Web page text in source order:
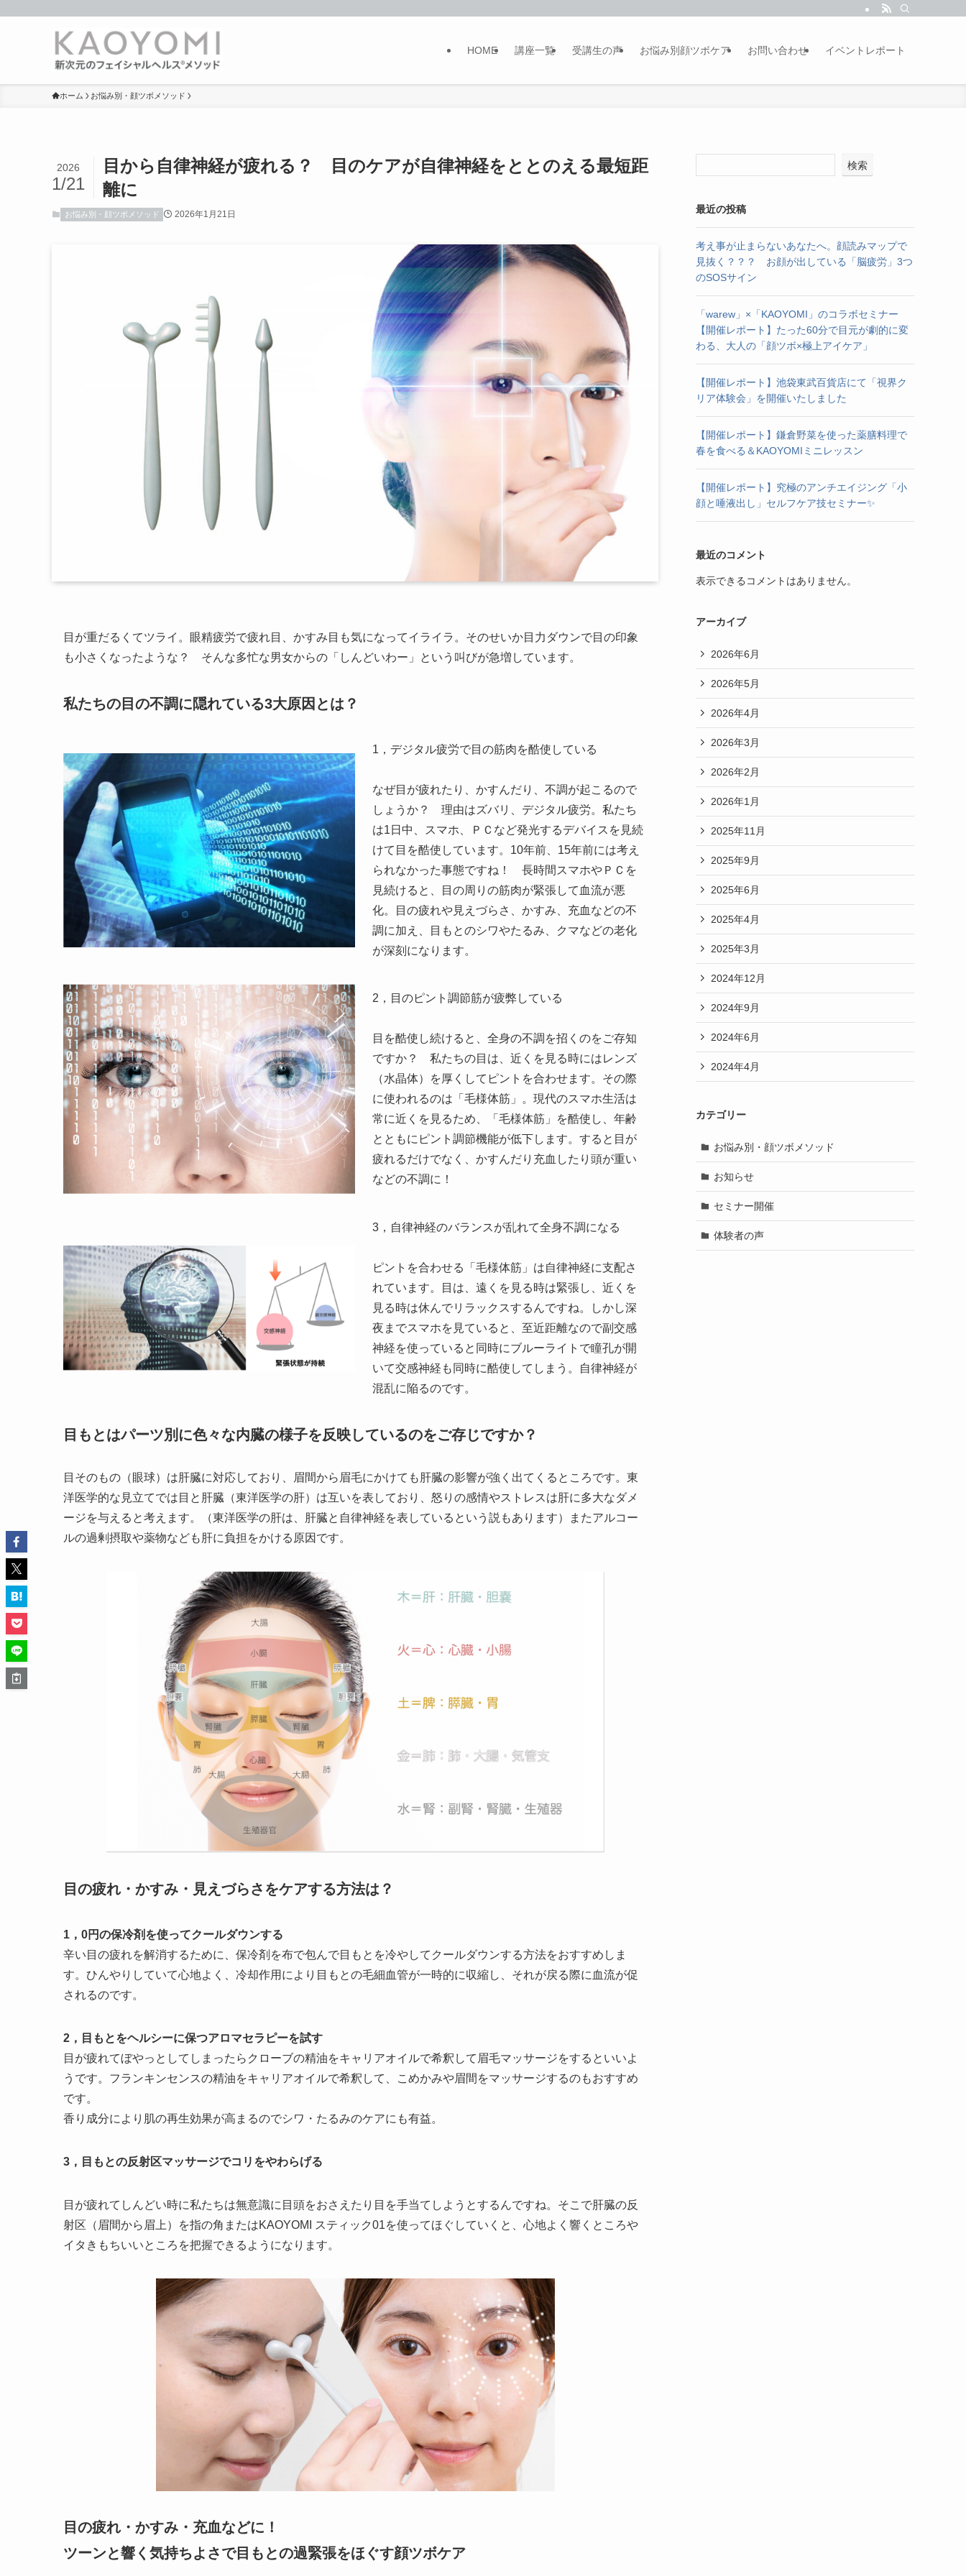
HOME 講座一覧 受講生の声 お悩み別顔ツボケア お問い合わせ イベントレポート
ホーム お悩み別・顔ツボメソッド
目から自律神経が疲れる？ 目のケアが自律神経をととのえる最短距
離に
2026
1/21
お悩み別・顔ツボメソッド 2026年1月21日
目が重だるくてツライ。眼精疲労で疲れ目、かすみ目も気になってイライラ。そのせいか目力ダウンで目の印象
も小さくなったような？ そんな多忙な男女からの「しんどいわー」という叫びが急増しています。
私たちの目の不調に隠れている3大原因とは？
1，デジタル疲労で目の筋肉を酷使している
なぜ目が疲れたり、かすんだり、不調が起こるので
しょうか？ 理由はズバリ、デジタル疲労。私たち
は1日中、スマホ、ＰＣなど発光するデバイスを見続
けて目を酷使しています。10年前、15年前には考え
られなかった事態ですね！ 長時間スマホやＰＣを
見続けると、目の周りの筋肉が緊張して血流が悪
化。目の疲れや見えづらさ、かすみ、充血などの不
調に加え、目もとのシワやたるみ、クマなどの老化
が深刻になります。
2，目のピント調節筋が疲弊している
目を酷使し続けると、全身の不調を招くのをご存知
ですか？ 私たちの目は、近くを見る時にはレンズ
（水晶体）を厚くしてピントを合わせます。その際
に使われるのは「毛様体筋」。現代のスマホ生活は
常に近くを見るため、「毛様体筋」を酷使し、年齢
とともにピント調節機能が低下します。すると目が
疲れるだけでなく、かすんだり充血したり頭が重い
などの不調に！
3，自律神経のバランスが乱れて全身不調になる
ピントを合わせる「毛様体筋」は自律神経に支配さ
れています。目は、遠くを見る時は緊張し、近くを
見る時は休んでリラックスするんですね。しかし深
夜までスマホを見ていると、至近距離なので副交感
神経を使っていると同時にブルーライトで瞳孔が開
いて交感神経も同時に酷使してしまう。自律神経が
混乱に陥るのです。
目もとはパーツ別に色々な内臓の様子を反映しているのをご存じですか？
目そのもの（眼球）は肝臓に対応しており、眉間から眉毛にかけても肝臓の影響が強く出てくるところです。東
洋医学的な見立てでは目と肝臓（東洋医学の肝）は互いを表しており、怒りの感情やストレスは肝に多大なダメ
ージを与えると考えます。（東洋医学の肝は、肝臓と自律神経を表しているという説もあります）またアルコー
ルの過剰摂取や薬物なども肝に負担をかける原因です。
目の疲れ・かすみ・見えづらさをケアする方法は？
1，0円の保冷剤を使ってクールダウンする
辛い目の疲れを解消するために、保冷剤を布で包んで目もとを冷やしてクールダウンする方法をおすすめしま
す。ひんやりしていて心地よく、冷却作用により目もとの毛細血管が一時的に収縮し、それが戻る際に血流が促
されるのです。
2，目もとをヘルシーに保つアロマセラピーを試す
目が疲れてぼやっとしてしまったらクローブの精油をキャリアオイルで希釈して眉毛マッサージをするといいよ
うです。フランキンセンスの精油をキャリアオイルで希釈して、こめかみや眉間をマッサージするのもおすすめ
です。
香り成分により肌の再生効果が高まるのでシワ・たるみのケアにも有益。
3，目もとの反射区マッサージでコリをやわらげる
目が疲れてしんどい時に私たちは無意識に目頭をおさえたり目を手当てしようとするんですね。そこで肝臓の反
射区（眉間から眉上）を指の角またはKAOYOMI スティック01を使ってほぐしていくと、心地よく響くところや
イタきもちいいところを把握できるようになります。
目の疲れ・かすみ・充血などに！
ツーンと響く気持ちよさで目もとの過緊張をほぐす顔ツボケア
検索
最近の投稿
考え事が止まらないあなたへ。顔読みマップで
見抜く？？？ お顔が出している「脳疲労」3つ
のSOSサイン
「warew」×「KAOYOMI」のコラボセミナー
【開催レポート】たった60分で目元が劇的に変
わる、大人の「顔ツボ×極上アイケア」
【開催レポート】池袋東武百貨店にて「視界ク
リア体験会」を開催いたしました
【開催レポート】鎌倉野菜を使った薬膳料理で
春を食べる＆KAOYOMIミニレッスン
【開催レポート】究極のアンチエイジング「小
顔と唾液出し」セルフケア技セミナー✨
最近のコメント
表示できるコメントはありません。
アーカイブ
2026年6月
2026年5月
2026年4月
2026年3月
2026年2月
2026年1月
2025年11月
2025年9月
2025年6月
2025年4月
2025年3月
2024年12月
2024年9月
2024年6月
2024年4月
カテゴリー
お悩み別・顔ツボメソッド
お知らせ
セミナー開催
体験者の声